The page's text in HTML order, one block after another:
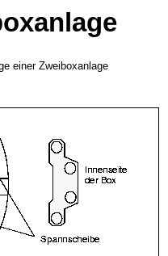
einer Zweiboxanlage